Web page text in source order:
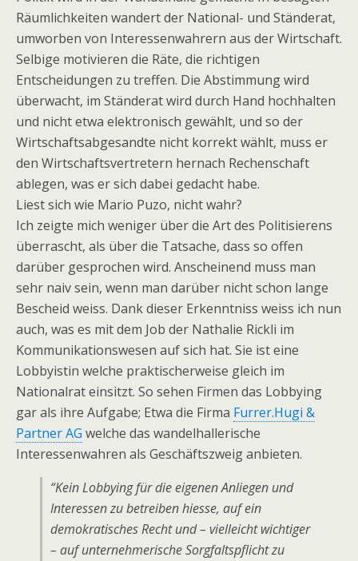
Räumlichkeiten wandert der National- und Ständerat,
umworben von Interessenwahrern aus der Wirtschaft.
Selbige motivieren die Räte, die richtigen
Entscheidungen zu treffen. Die Abstimmung wird
überwacht, im Ständerat wird durch Hand hochhalten
und nicht etwa elektronisch gewählt, und so der
Wirtschaftsabgesandte nicht korrekt wählt, muss er
den Wirtschaftsvertretern hernach Rechenschaft
ablegen, was er sich dabei gedacht habe.
Liest sich wie Mario Puzo, nicht wahr?
Ich zeigte mich weniger über die Art des Politisierens
überrascht, als über die Tatsache, dass so offen
darüber gesprochen wird. Anscheinend muss man
sehr naiv sein, wenn man darüber nicht schon lange
Bescheid weiss. Dank dieser Erkenntniss weiss ich nun
auch, was es mit dem Job der Nathalie Rickli im
Kommunikationswesen auf sich hat. Sie ist eine
Lobbyistin welche praktischerweise gleich im
Nationalrat einsitzt. So sehen Firmen das Lobbying
gar als ihre Aufgabe; Etwa die Firma Furrer.Hugi &
Partner AG welche das wandelhallerische
Interessenwahren als Geschäftszweig anbieten.
“Kein Lobbying für die eigenen Anliegen und
Interessen zu betreiben hiesse, auf ein
demokratisches Recht und – vielleicht wichtiger
– auf unternehmerische Sorgfaltspflicht zu